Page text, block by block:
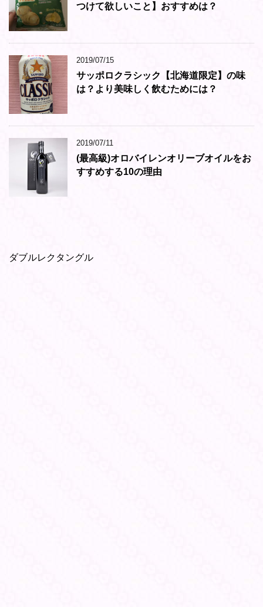
つけて欲しいこと】おすすめは？
2019/07/15
サッポロクラシック【北海道限定】の味
は？より美味しく飲むためには？
2019/07/11
(最高級)オロバイレンオリーブオイルをお
すすめする10の理由
ダブルレクタングル